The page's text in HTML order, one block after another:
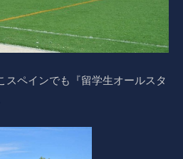
スペインでも『留学生オールスタ